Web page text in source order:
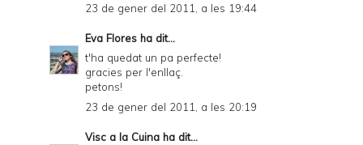
23 de gener del 2011, a les 19:44
Eva Flores ha dit...
t'ha quedat un pa perfecte!
gracies per l'enllaç.
petons!
23 de gener del 2011, a les 20:19
Visc a la Cuina ha dit...